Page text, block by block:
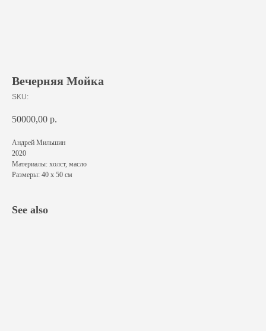
Вечерняя Мойка
SKU:
50000,00 р.
Андрей Мильшин
2020
Материалы: холст, масло
Размеры: 40 х 50 см
See also